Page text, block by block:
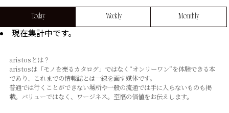
Today Weekly Monthly
現在集計中です。
aristosとは？
aristosは「モノを売るカタログ」ではなく“オンリーワン”を体験できる本
であり、これまでの情報誌とは⼀線を画す媒体です。
普通では⾏くことができない場所や⼀般の流通では⼿に⼊らないものも掲
載。バリューではなく、ワージネス。⾄福の価値をお伝えします。